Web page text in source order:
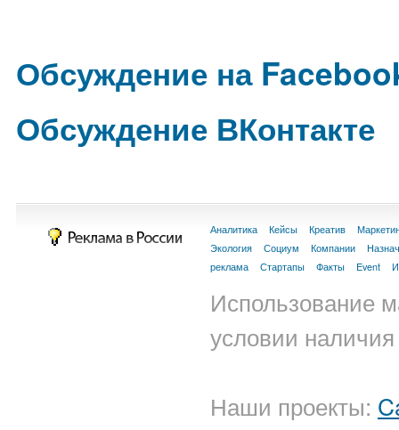
Обсуждение на
Обсуждение ВКонтакте
Аналитика Кейсы Креатив
Экология
Социум Компании
реклама
Стартапы Факты Event
Использование
условии
Наши проекты: